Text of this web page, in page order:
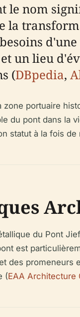
le nom
la
un lieu
(DBpedia,
portuaire
du pont dans la
statut à la fois
du Pont
est
des promeneurs
(EAA Architecture